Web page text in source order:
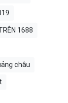
1688
châu